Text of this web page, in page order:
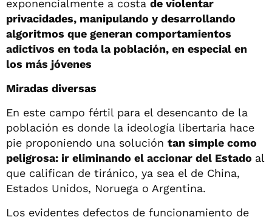
exponencialmente a costa de violentar
privacidades, manipulando y desarrollando
algoritmos que generan comportamientos
adictivos en toda la población, en especial en
los más jóvenes
Miradas diversas
En este campo fértil para el desencanto de la
población es donde la ideología libertaria hace
pie proponiendo una solución tan simple como
peligrosa: ir eliminando el accionar del Estado al
que califican de tiránico, ya sea el de China,
Estados Unidos, Noruega o Argentina.
Los evidentes defectos de funcionamiento de